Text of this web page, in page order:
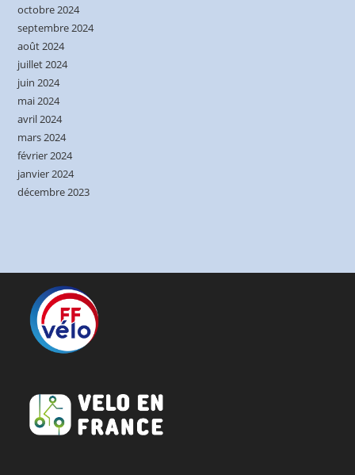
octobre 2024
septembre 2024
août 2024
juillet 2024
juin 2024
mai 2024
avril 2024
mars 2024
février 2024
janvier 2024
décembre 2023